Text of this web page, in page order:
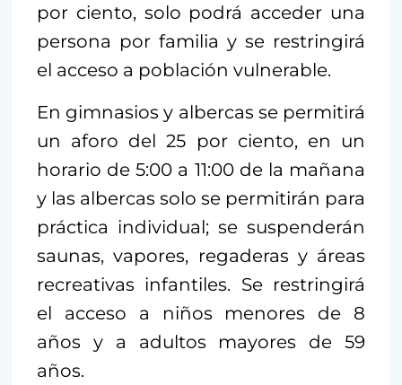
por ciento, solo podrá acceder una
persona por familia y se restringirá
el acceso a población vulnerable.
En gimnasios y albercas se permitirá
un aforo del 25 por ciento, en un
horario de 5:00 a 11:00 de la mañana
y las albercas solo se permitirán para
práctica individual; se suspenderán
saunas, vapores, regaderas y áreas
recreativas infantiles. Se restringirá
el acceso a niños menores de 8
años y a adultos mayores de 59
años.